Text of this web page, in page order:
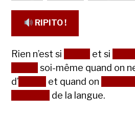
RIPITO !
Rien n’est si et si
soi-même quand on
d’
et quand on
de la langue.